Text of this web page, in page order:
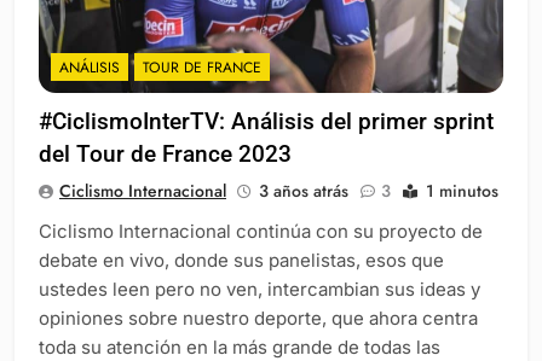
ANÁLISIS TOUR DE FRANCE
#CiclismoInterTV: Análisis del primer sprint
del Tour de France 2023
Ciclismo Internacional 3 años atrás 3 1 minutos
Ciclismo Internacional continúa con su proyecto de
debate en vivo, donde sus panelistas, esos que
ustedes leen pero no ven, intercambian sus ideas y
opiniones sobre nuestro deporte, que ahora centra
toda su atención en la más grande de todas las